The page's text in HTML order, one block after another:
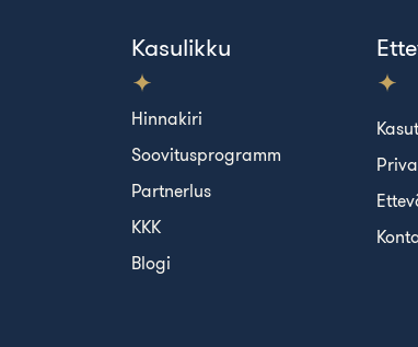
Kasulikku
Hinnakiri
Soovitusprogramm
Partnerlus
KKK
Blogi